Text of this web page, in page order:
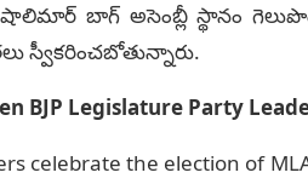
షాలిమార్ బాగ్ అసెంబ్లీ స్థానం
స్వీకరించబోతున్నారు.
BJP Legislature Party
celebrate the election of